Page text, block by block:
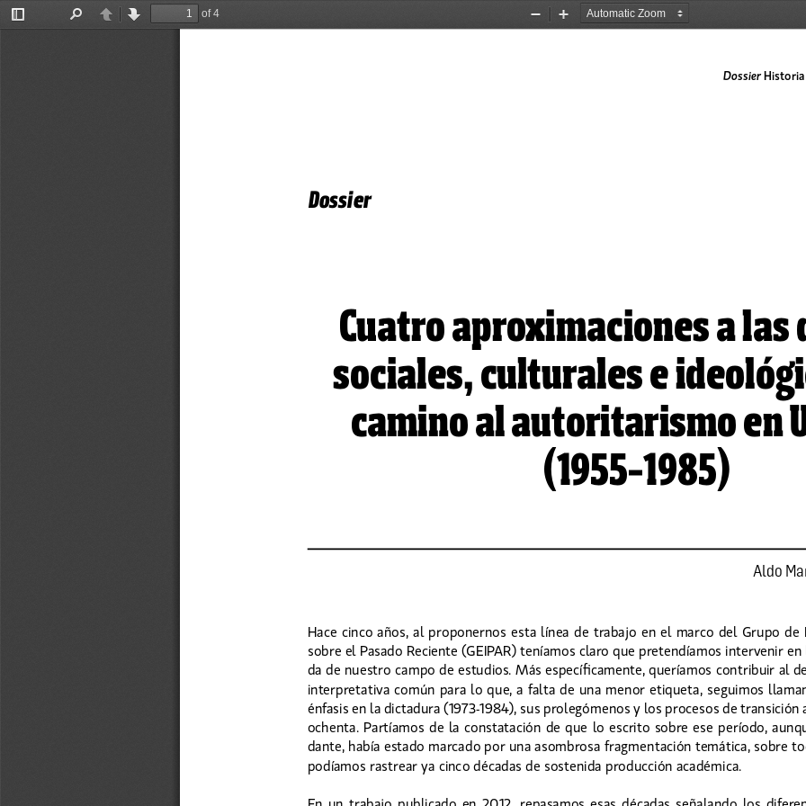
Toggle
PreviousNext
of 4
Zoom
Zoom
Dossier Historia
Dossier
Cuatro aproximaciones a las
sociales, culturales e
camino al autoritarismo en
(1955-1985)
Aldo
Hace cinco años, al proponernos esta línea de trabajo en el marco del Grupo de
sobre el Pasado Reciente (GEIPAR) teníamos claro que pretendíamos intervenir
da de nuestro campo de estudios. Más específicamente, queríamos contribuir al
interpretativa común para lo que, a falta de una menor etiqueta, seguimos
énfasis en la dictadura (1973-1984), sus prolegómenos y los procesos de transición
ochenta. Partíamos de la constatación de que lo escrito sobre ese período,
dante, había estado marcado por una asombrosa fragmentación temática, sobre
podíamos rastrear ya cinco décadas de sostenida producción académica.
En  un  trabajo  publicado  en  2012,  repasamos  esas  décadas  señalando  los